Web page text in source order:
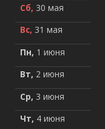
Сб, 30 мая
Вс, 31 мая
Пн, 1 июня
Вт, 2 июня
Ср, 3 июня
Чт, 4 июня